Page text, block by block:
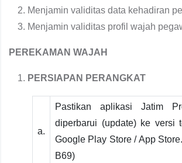
Menjamin validitas data kehadiran
Menjamin validitas profil wajah
PEREKAMAN WAJAH
PERSIAPAN PERANGKAT
a.
Pastikan aplikasi Jatim
diperbarui (update) ke versi
Google Play Store / App
B69)